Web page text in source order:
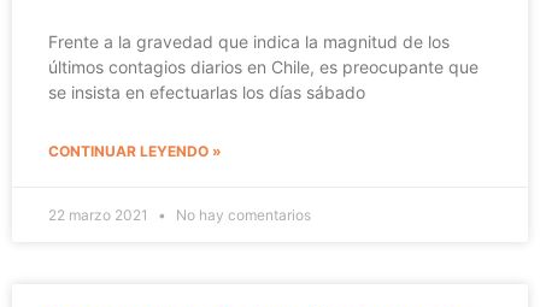
Frente a la gravedad que indica la magnitud de los
últimos contagios diarios en Chile, es preocupante que
se insista en efectuarlas los días sábado
CONTINUAR LEYENDO »
22 marzo 2021 No hay comentarios